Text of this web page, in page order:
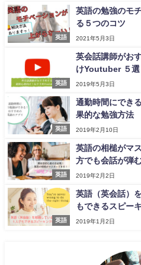
英語
英語の勉強のモ
る５つのコツ
2021年5月3日
英語
英会話講師がお
けYoutuber ５選
2019年5月3日
英語
通勤時間にでき
果的な勉強方法
2019年2月10日
英語
英語の相槌がマ
方でも会話が弾
2019年2月2日
英語
英語（英会話）
もできるスピー
2019年1月2日